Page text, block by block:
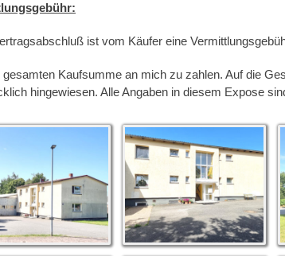
ist vom Käufer eine
gesamten Kaufsumme an mich zu zahlen. Auf die
hingewiesen. Alle Angaben in diesem Expose